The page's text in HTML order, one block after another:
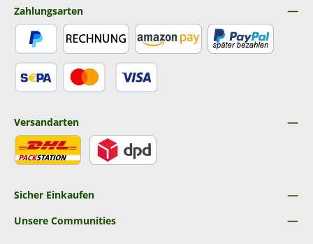
Sicher Einkaufen
Unsere Communities
Zahlungsarten
Versandarten